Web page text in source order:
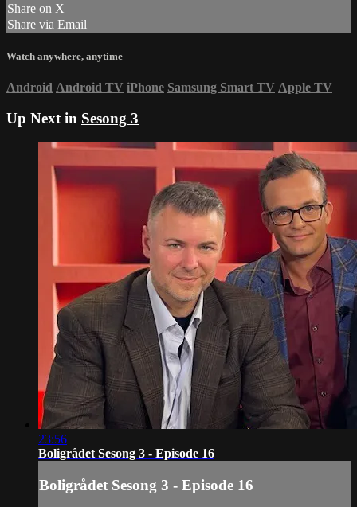
Share on X
Share via Email
Watch anywhere, anytime
Android Android TV iPhone Samsung Smart TV Apple TV
Up Next in Sesong 3
23:56
Boligrådet Sesong 3 - Episode 16
Boligrådet Sesong 3 - Episode 16